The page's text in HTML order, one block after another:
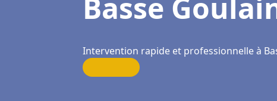
Basse
Intervention rapide et professionnelle à